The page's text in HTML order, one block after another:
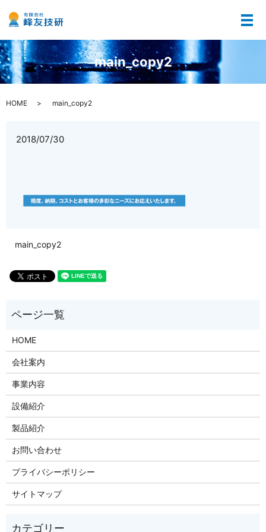
メ
main_copy2
HOME main_copy2
2018/07/30
main_copy2
HOME
会社案内
事業内容
設備紹介
製品紹介
お問い合わせ
プライバシーポリシー
サイトマップ